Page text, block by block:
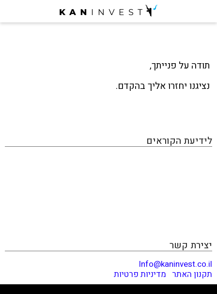
תודה על פנייתך,
נציגנו יחזרו אליך בהקדם.
לידיעת הקוראים
יצירת קשר
Info@kaninvest.co.il
תקנון האתר מדיניות פרטיות